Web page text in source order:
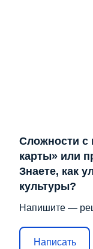
Сложности с
карты» или
Знаете, как
культуры?
Напишите —
Написать